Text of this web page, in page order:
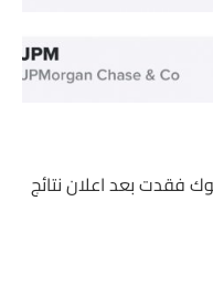
فقدت بعد اعلان نتائج